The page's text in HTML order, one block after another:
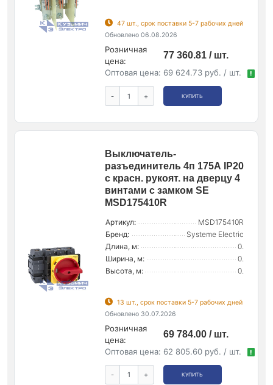
47 шт., срок поставки 5-7 рабочих дней
Обновлено 06.08.2026
Розничная
цена:
77 360.81 / шт.
Оптовая цена: 69 624.73 руб. / шт. !
- + КУПИТЬ
Выключатель-
разъединитель 4п 175А IP20
с красн. рукоят. на дверцу 4
винтами с замком SE
MSD175410R
Артикул:
MSD175410R
Бренд:
Systeme Electric
Длина, м:
0.
Ширина, м:
0.
Высота, м:
0.
13 шт., срок поставки 5-7 рабочих дней
Обновлено 30.07.2026
Розничная
цена:
69 784.00 / шт.
Оптовая цена: 62 805.60 руб. / шт. !
- + КУПИТЬ